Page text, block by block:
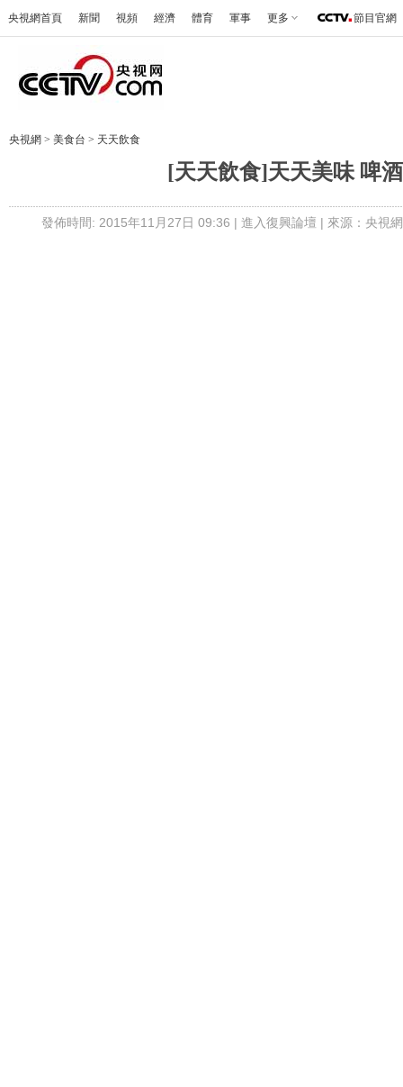
央視網首頁 新聞 視頻 經濟 體育 軍事 更多 節目官網
央視網 > 美食台 > 天天飲食
[天天飲食]天天美味 啤
發佈時間: 2015年11月27日 09:36 | 進入復興論壇 | 來源：央視